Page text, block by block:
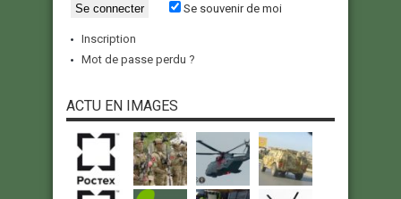
Se souvenir de moi
Inscription
Mot de passe perdu ?
ACTU EN IMAGES